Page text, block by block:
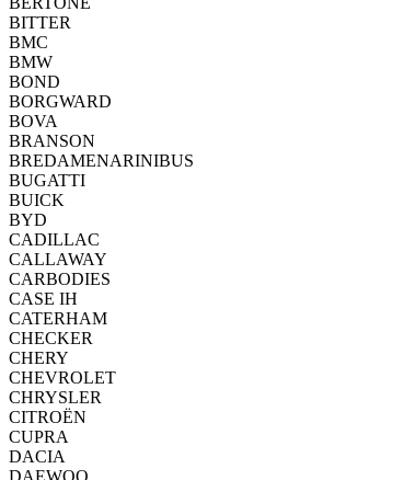
BITTER
BMC
BMW
BOND
BORGWARD
BOVA
BRANSON
BREDAMENARINIBUS
BUGATTI
BUICK
BYD
CADILLAC
CALLAWAY
CARBODIES
CASE IH
CATERHAM
CHECKER
CHERY
CHEVROLET
CHRYSLER
CITROËN
CUPRA
DACIA
DAEWOO